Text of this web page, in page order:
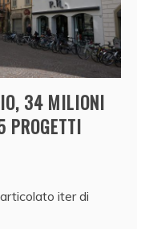
34 MILIONI
PROGETTI
iter di